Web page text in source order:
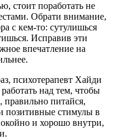
стоит поработать не
Обрати внимание,
с кем-то: сутулишься
Исправив эти
впечатление на
психотерапевт Хайди
над тем, чтобы
правильно питайся,
позитивные стимулы в
и хорошо внутри,